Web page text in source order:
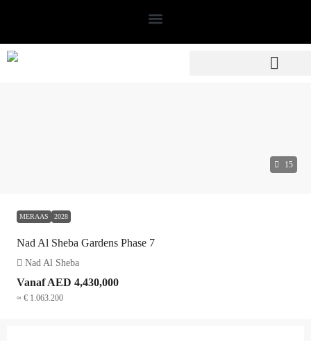
15
MERAAS 2028
Nad Al Sheba Gardens Phase 7
Nad Al Sheba
VanafAED 4,430,000
≈ € 1.063.200